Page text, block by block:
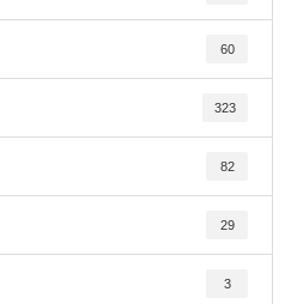
60
323
82
29
3